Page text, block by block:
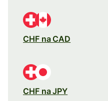
CHF na CAD
CHF na JPY